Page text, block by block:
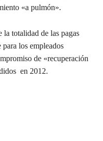
«a pulmón».
la totalidad de las pagas
los empleados
de «recuperación
en 2012.